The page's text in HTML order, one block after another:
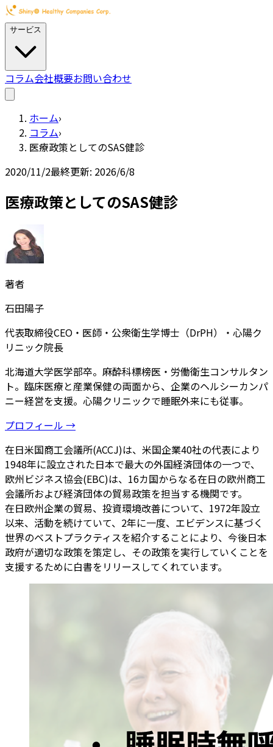
サービス
コラム会社概要お問い合わせ
ホーム›
コラム›
医療政策としてのSAS健診
2020/11/2最終更新: 2026/6/8
医療政策としてのSAS健診
著者
石田陽子
代表取締役CEO・医師・公衆衛生学博士（DrPH）・心陽ク
リニック院長
北海道大学医学部卒。麻酔科標榜医・労働衛生コンサルタン
ト。臨床医療と産業保健の両面から、企業のヘルシーカンパ
ニー経営を支援。心陽クリニックで睡眠外来にも従事。
プロフィール →
在日米国商工会議所(ACCJ)は、米国企業40社の代表により
1948年に設立された日本で最大の外国経済団体の一つで、
欧州ビジネス協会(EBC)は、16カ国からなる在日の欧州商工
会議所および経済団体の貿易政策を担当する機関です。
在日欧州企業の貿易、投資環境改善について、1972年設立
以来、活動を続けていて、2年に一度、エビデンスに基づく
世界のベストプラクティスを紹介することにより、今後日本
政府が適切な政策を策定し、その政策を実行していくことを
支援するために白書をリリースしてくれています。